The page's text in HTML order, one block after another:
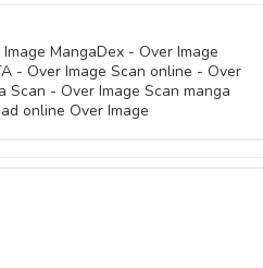
02 Ottobre 2020
02 Ottobre 2020
MangaDex - Over Image
- Over Image Scan online - Over
Scan - Over Image Scan manga
online Over Image